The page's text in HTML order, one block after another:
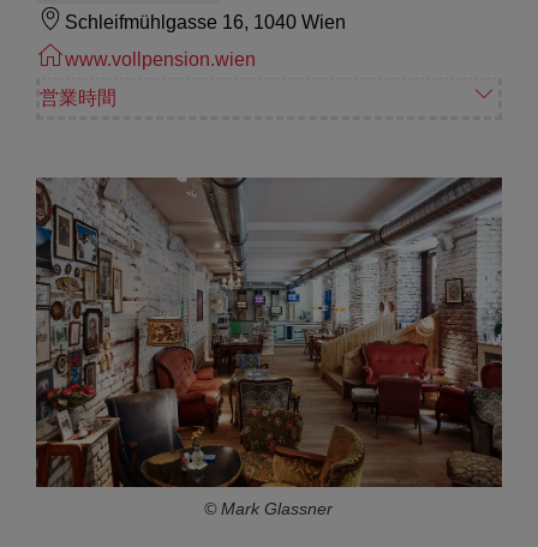
Schleifmühlgasse 16, 1040 Wien
www.vollpension.wien
営業時間
© Mark Glassner